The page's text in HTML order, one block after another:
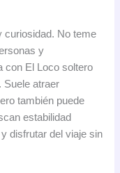
curiosidad. No teme
y
con El Loco soltero
Suele atraer
también puede
estabilidad
disfrutar del viaje sin